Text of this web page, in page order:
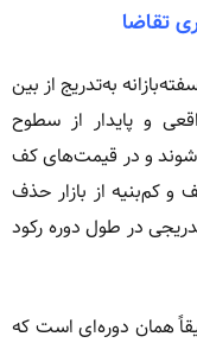
تقاضا
به‌تدریج از بین
و پایدار از سطوح
شوند و در قیمت‌های کف
کم‌بنیه از بازار حذف
در طول دوره رکود
همان دوره‌ای است که